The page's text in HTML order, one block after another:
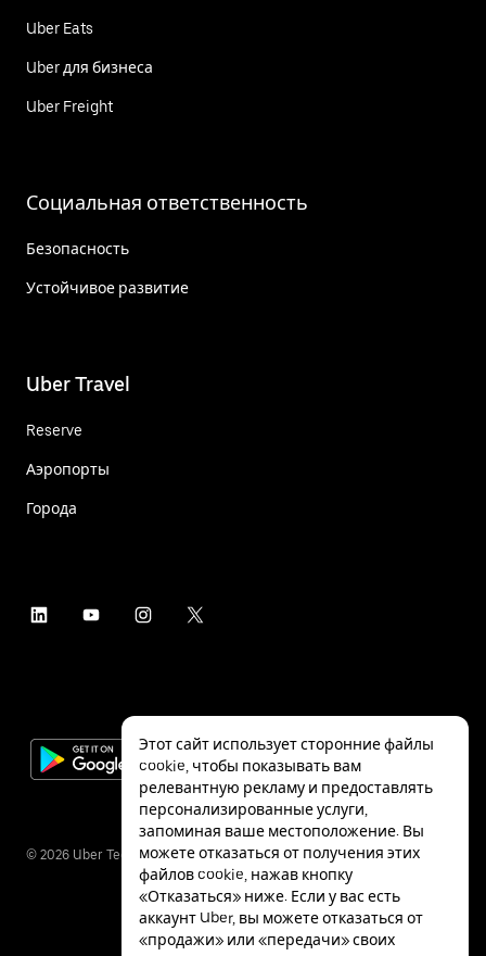
Uber Eats
Uber для бизнеса
Uber Freight
Социальная ответственность
Безопасность
Устойчивое развитие
Uber Travel
Reserve
Аэропорты
Города
© 2026 Uber Technologies Inc.
Этот сайт использует сторонние файлы
cookie, чтобы показывать вам
релевантную рекламу и предоставлять
персонализированные услуги,
запоминая ваше местоположение. Вы
можете отказаться от получения этих
файлов cookie, нажав кнопку
«Отказаться» ниже. Если у вас есть
аккаунт Uber, вы можете отказаться от
«продажи» или «передачи» своих